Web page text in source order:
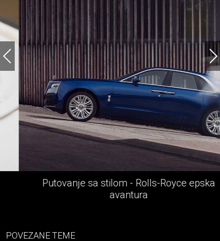
Putovanje sa stilom - Rolls-Royce epska
avantura
POVEZANE TEME